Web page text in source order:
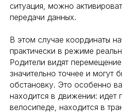
ситуация, можно
передачи данных.
В этом случае координаты
практически в режиме
Родители видят
значительно точнее и могут
обстановку. Это особенно
находится в движении: идет
велосипеде, находится в